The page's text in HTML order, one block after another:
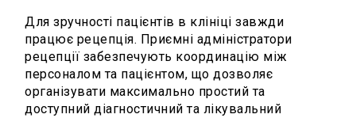
Для зручності пацієнтів в клініці завжди
працює рецепція. Приємні адміністратори
рецепції забезпечують координацію між
персоналом та пацієнтом, що дозволяє
організувати максимально простий та
доступний діагностичний та лікувальний